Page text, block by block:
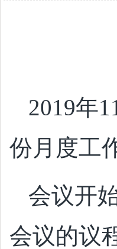
2019年
份月度工
会议开
会议的议